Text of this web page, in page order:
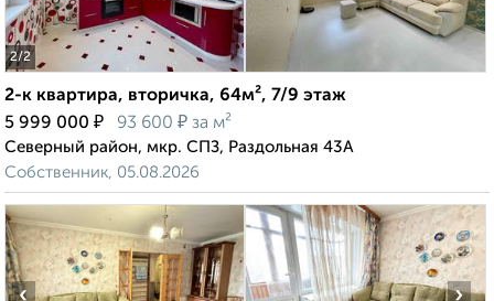
2/2
2-к квартира, вторичка, 64м², 7/9 этаж
5 999 000 ₽ 93 600 ₽ за м²
Северный район, мкр. СПЗ, Раздольная 43А
Собственник, 05.08.2026
‹ ›